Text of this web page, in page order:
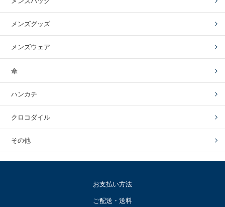
メンズグッズ
メンズウェア
傘
ハンカチ
クロコダイル
その他
お支払い方法
ご配送・送料